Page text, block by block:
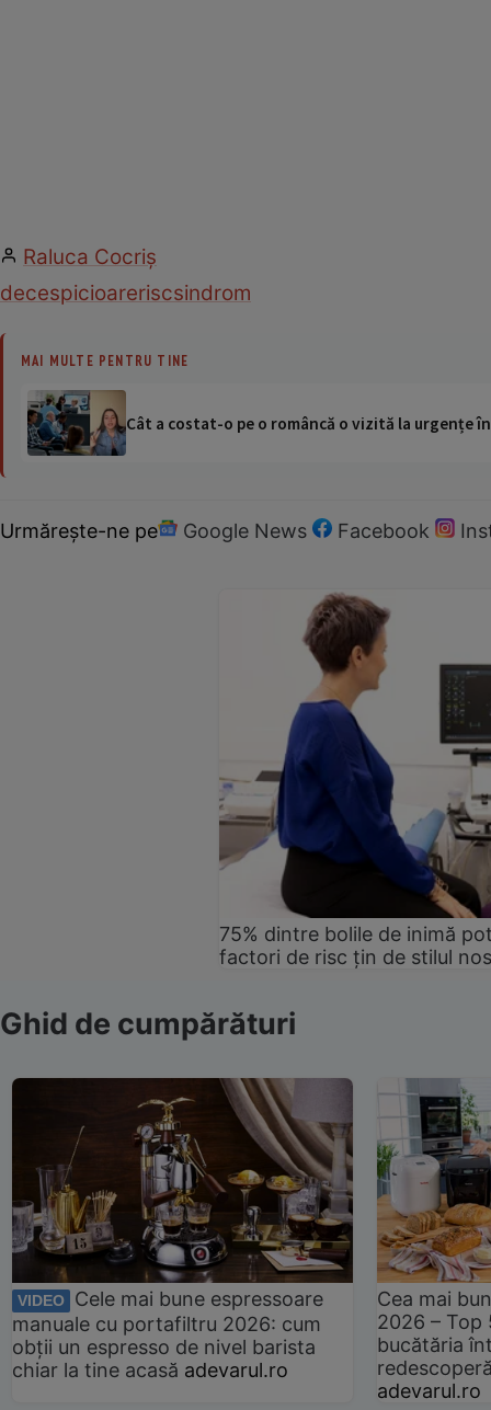
Raluca Cocriş
decespicioareriscsindrom
MAI MULTE PENTRU TINE
Cât a costat-o pe o româncă o vizită la urgențe
Urmărește-ne pe Google News Facebook
75% dintre bolile de inimă
factori de risc țin de stilul
Ghid de cumpărături
VIDEO
Cele mai bune espressoare
manuale cu portafiltru 2026: cum
obții un espresso de nivel barista
chiar la tine acasă adevarul.ro
Cea mai
2026 –
bucătăria
adevarul.ro